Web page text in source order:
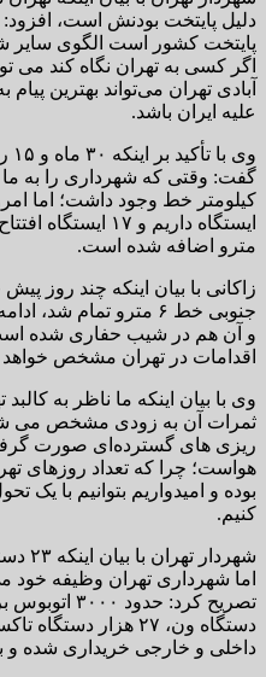
دلیل پایتخت بودنش است،
پایتخت کشور است الگوی سایر
اگر کسی به تهران نگاه کند می
آبادی تهران می‌تواند بهترین
علیه ایران باشد.
مترو اضافه شده است.
جنوبی خط ۶ مترو تمام
و آن هم در شیب حفاری شده
اقدامات در تهران مشخص
وی با بیان اینکه ما ناظر به کالبد
ثمرات آن به زودی مشخص می
ریزی های گسترده‌ای صورت
هواست؛ چرا که تعداد روزهای
بوده و امیدواریم بتوانیم با یک
کنیم.
اما شهرداری تهران وظیفه خود
دستگاه ون، ۲۷ هزار
داخلی و خارجی خریداری شده و